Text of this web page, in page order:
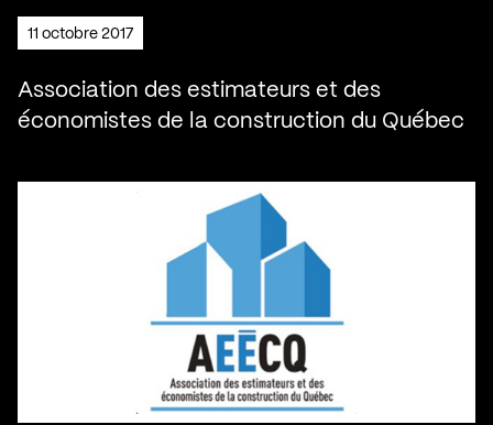
11 octobre 2017
Association des estimateurs et des
économistes de la construction du Québec